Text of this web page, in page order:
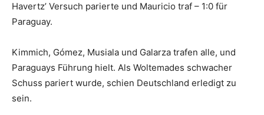
Havertz’ Versuch parierte und Mauricio traf – 1:0 für
Paraguay.
Kimmich, Gómez, Musiala und Galarza trafen alle, und
Paraguays Führung hielt. Als Woltemades schwacher
Schuss pariert wurde, schien Deutschland erledigt zu
sein.